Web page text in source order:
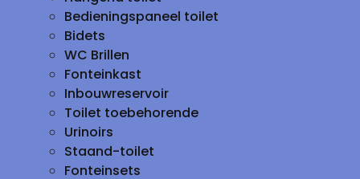
Bedieningspaneel toilet
Bidets
WC Brillen
Fonteinkast
Inbouwreservoir
Toilet toebehorende
Urinoirs
Staand-toilet
Fonteinsets